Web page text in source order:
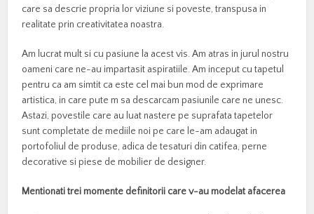
care sa descrie propria lor viziune si poveste, transpusa in
realitate prin creativitatea noastra.
Am lucrat mult si cu pasiune la acest vis. Am atras in jurul nostru
oameni care ne-au impartasit aspiratiile. Am inceput cu tapetul
pentru ca am simtit ca este cel mai bun mod de exprimare
artistica, in care pute m sa descarcam pasiunile care ne unesc.
Astazi, povestile care au luat nastere pe suprafata tapetelor
sunt completate de mediile noi pe care le-am adaugat in
portofoliul de produse, adica de tesaturi din catifea, perne
decorative si piese de mobilier de designer.
Mentionati trei momente definitorii care v-au modelat afacerea